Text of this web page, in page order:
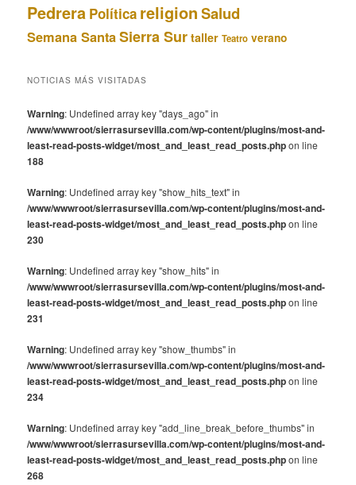
Pedrera Política religionSalud
Semana SantaSierra Sur taller Teatro verano
NOTICIAS MÁS VISITADAS
Warning: Undefined array key "days_ago" in
/www/wwwroot/sierrasursevilla.com/wp-content/plugins/most-and-
least-read-posts-widget/most_and_least_read_posts.phpon line
188
Warning: Undefined array key "show_hits_text" in
/www/wwwroot/sierrasursevilla.com/wp-content/plugins/most-and-
least-read-posts-widget/most_and_least_read_posts.phpon line
230
Warning: Undefined array key "show_hits" in
/www/wwwroot/sierrasursevilla.com/wp-content/plugins/most-and-
least-read-posts-widget/most_and_least_read_posts.phpon line
231
Warning: Undefined array key "show_thumbs" in
/www/wwwroot/sierrasursevilla.com/wp-content/plugins/most-and-
least-read-posts-widget/most_and_least_read_posts.phpon line
234
Warning: Undefined array key "add_line_break_before_thumbs" in
/www/wwwroot/sierrasursevilla.com/wp-content/plugins/most-and-
least-read-posts-widget/most_and_least_read_posts.phpon line
268